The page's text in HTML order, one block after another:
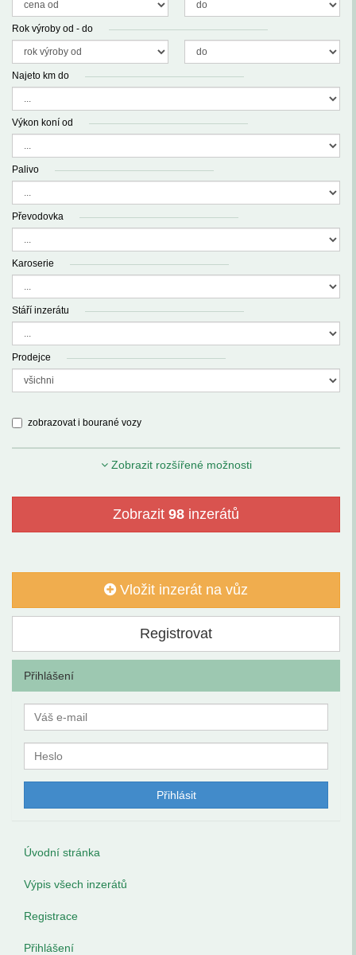
Rok výroby od - do
Najeto km do
Výkon koní od
Palivo
Převodovka
Karoserie
Stáří inzerátu
Prodejce
zobrazovat i bourané vozy
Zobrazit rozšířené možnosti
Zobrazit 98 inzerátů
Vložit inzerát na vůz
Registrovat
Přihlášení
Úvodní stránka
Výpis všech inzerátů
Registrace
Přihlášení